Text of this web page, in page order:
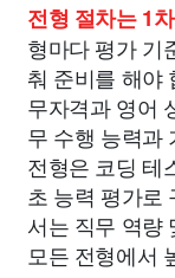
전형 절차는 1
형마다 평가 기
춰 준비를 해야
무자격과 영어
무 수행 능력과
전형은 코딩 테
초 능력 평가로
서는 직무 역량
모든 전형에서